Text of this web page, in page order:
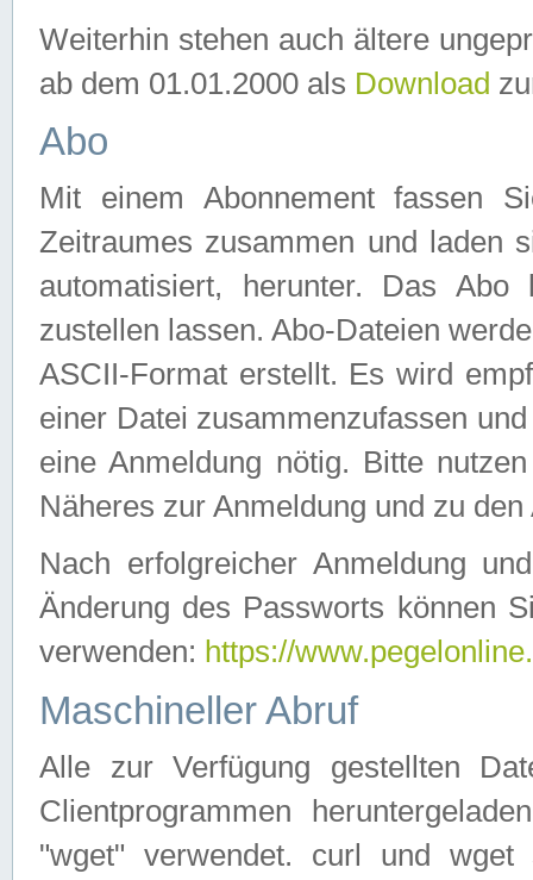
Weiterhin stehen auch ältere
ab dem 01.01.2000 als Download
Abo
Mit einem Abonnement fassen
Zeitraumes zusammen und laden
automatisiert, herunter. Das
zustellen lassen. Abo-Dateien
ASCII-Format erstellt. Es wird
einer Datei zusammenzufassen
eine Anmeldung nötig. Bitte
Näheres zur Anmeldung und zu
Nach erfolgreicher Anmeldung
Änderung des Passworts können
verwenden: https://
Maschineller Abruf
Alle zur Verfügung gestellten
Clientprogrammen
"wget" verwendet. curl und wget